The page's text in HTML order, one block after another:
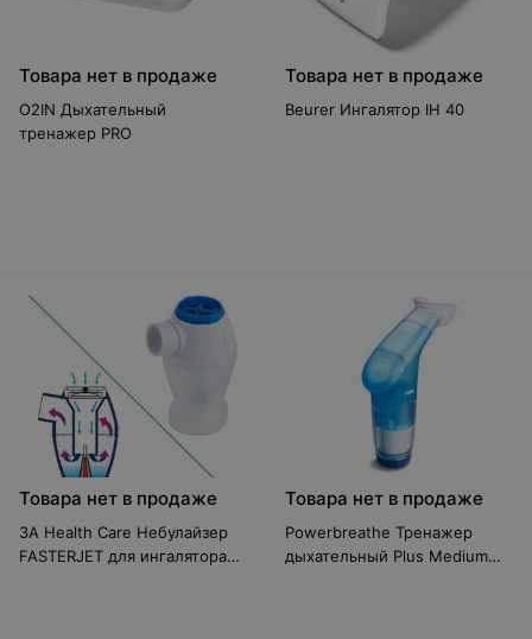
Товара нет в продаже
O2IN Дыхательный
тренажер PRO
Товара нет в продаже
Beurer Ингалятор IH 40
Товара нет в продаже
3A Health Care Небулайзер
FASTERJET для ингалятора
Товара нет в продаже
Powerbreathe Тренажер
дыхательный Plus Medium